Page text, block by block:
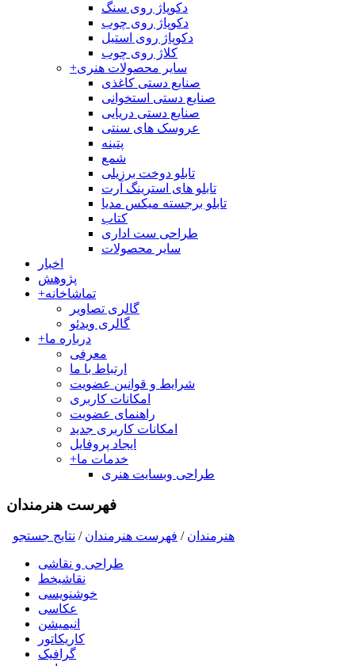
دکوپاژ روی سنگ
دکوپاژ روی چوب
دکوپاژ روی استیل
کلاژ روی چوب
+سایر محصولات هنری
صنایع دستی کاغذی
صنایع دستی استخوانی
صنایع دستی دریایی
عروسک های سنتی
پتینه
شمع
تابلو دوخت برزیلی
تابلو های استرینگ آرت
تابلو برجسته میکس مدیا
کتاب
طراحی ست اداری
سایر محصولات
اخبار
پژوهش
+تماشاخانه
گالری تصاویر
گالری ویدئو
+درباره ما
معرفی
ارتباط با ما
شرایط و قوانین عضویت
امکانات کاربری
راهنمای عضویت
امکانات کاربری جدید
ایجاد پروفایل
+خدمات ما
طراحی وبسایت هنری
فهرست هنرمندان
هنرمندان / فهرست هنرمندان / نتايج جستجو
طراحی و نقاشی
نقاشیخط
خوشنویسی
عکاسی
انیمیشن
کاریکاتور
گرافیک